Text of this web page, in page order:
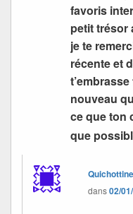
favoris
petit trésor
je te
récente et
nouveau
ce que ton
que
Quichottine
dans02/